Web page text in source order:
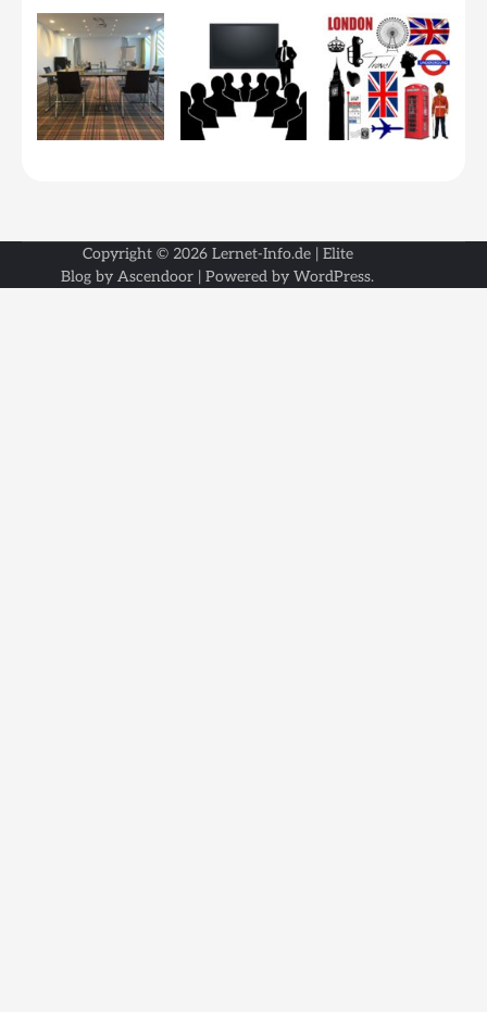
Copyright © 2026 Lernet-Info.de| Elite
Blog by Ascendoor | Powered by WordPress.